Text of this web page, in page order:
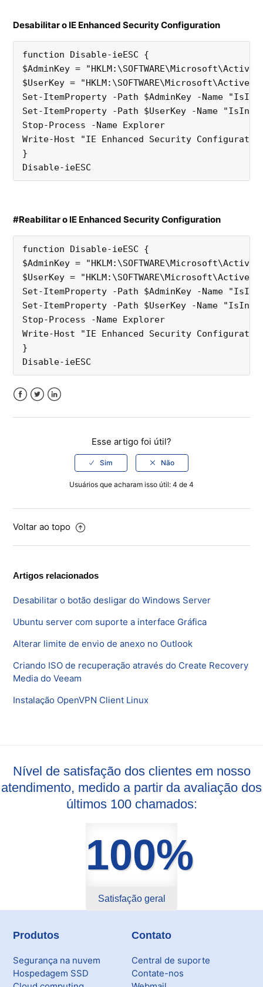
Desabilitar o IE Enhanced Security Configuration
function Disable-ieESC {
$AdminKey =
$UserKey = "HKLM:\SOFTWARE\Microsoft\Active
Set-ItemProperty -Path $AdminKey -Name
Set-ItemProperty -Path $UserKey -Name
Stop-Process -Name Explorer
Write-Host "IE Enhanced Security
}
Disable-ieESC
#Reabilitar o IE Enhanced Security Configuration
function Disable-ieESC {
$AdminKey =
$UserKey = "HKLM:\SOFTWARE\Microsoft\Active
Set-ItemProperty -Path $AdminKey -Name
Set-ItemProperty -Path $UserKey -Name
Stop-Process -Name Explorer
Write-Host "IE Enhanced Security
}
Disable-ieESC
Esse artigo foi útil?
Usuários que acharam isso útil: 4 de 4
Voltar ao topo
Artigos relacionados
Desabilitar o botão desligar do Windows Server
Ubuntu server com suporte a interface Gráfica
Alterar limite de envio de anexo no Outlook
Criando ISO de recuperação através do Create Recovery
Media do Veeam
Instalação OpenVPN Client Linux
Nível de satisfação dos clientes em nosso
atendimento, medido a partir da avaliação dos
últimos 100 chamados:
100%
Satisfação geral
Produtos
Segurança na nuvem
Hospedagem SSD
Contato
Central de suporte
Contate-nos